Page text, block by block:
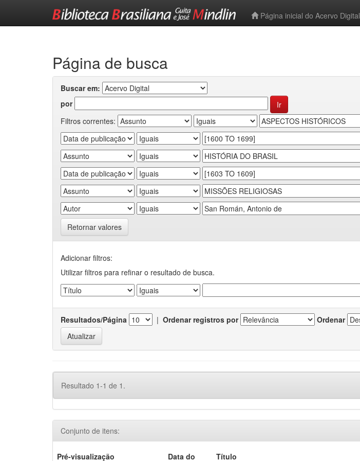
Página inicial do Acervo Digital
Página de busca
Buscar em:
por
Filtros correntes:
Retornar valores
Adicionar filtros:
Utilizar filtros para refinar o resultado de busca.
Resultados/Página | Ordenar registros por Ordenar
Resultado 1-1 de 1.
Conjunto de itens:
Pré-visualização
Data do
Título